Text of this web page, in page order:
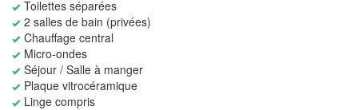
Toilettes séparées
2 salles de bain (privées)
Chauffage central
Micro-ondes
Séjour / Salle à manger
Plaque vitrocéramique
Linge compris